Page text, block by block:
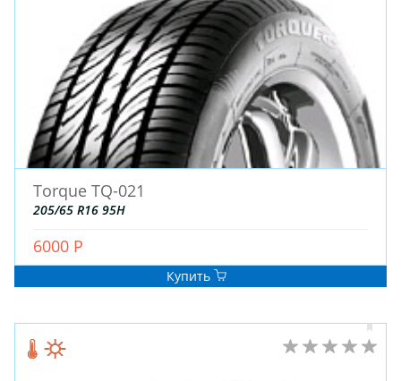
Torque TQ-021
205/65 R16 95H
6000 Р
Купить